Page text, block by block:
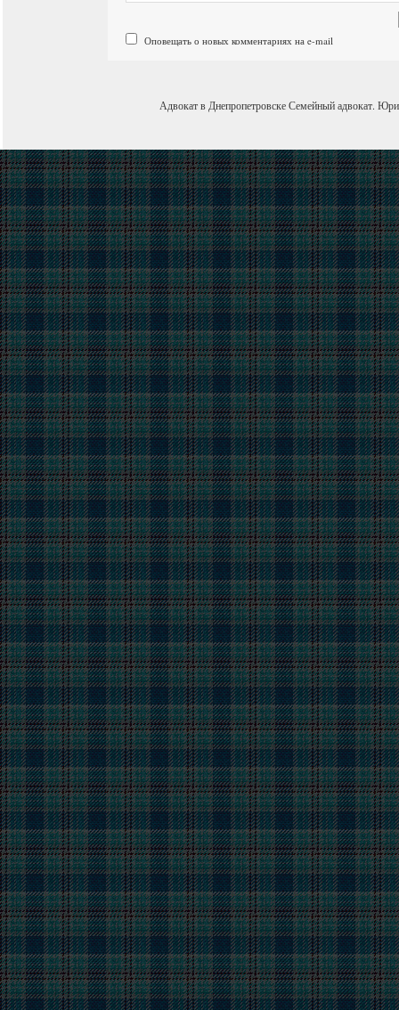
Оповещать о новых комментариях на e-mail
Адвокат в ДнепропетровскеСемейный адвокат.